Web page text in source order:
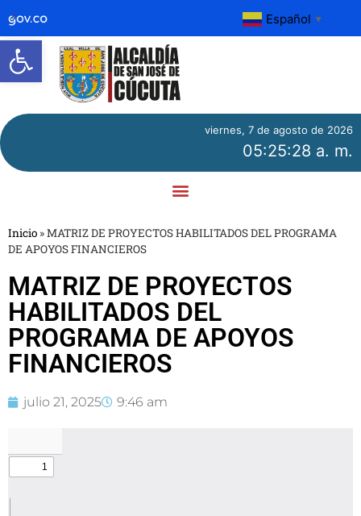
Abrir barra de herramientas
Español ▼
viernes, 7 de agosto de 2026
05:25:29 a. m.
Inicio »MATRIZ DE PROYECTOS HABILITADOS DEL PROGRAMA
DE APOYOS FINANCIEROS
MATRIZ DE PROYECTOS
HABILITADOS DEL
PROGRAMA DE APOYOS
FINANCIEROS
julio 21, 2025 9:46 am